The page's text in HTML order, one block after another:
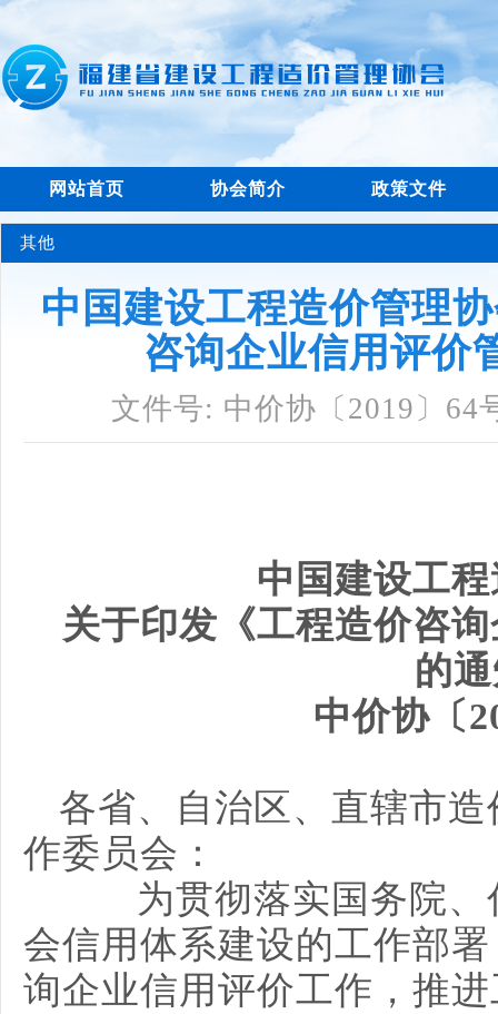
网站首页 协会简介 政策文件
其他
中国建设工程造价管理
咨询企业信用评价
文件号: 中价协〔2019〕64
中国建设工
关于印发《工程造价咨
的
中价协〔
各省、自治区、直辖市
作委员会：
为贯彻落实国务院、
会信用体系建设的工作部
询企业信用评价工作，推